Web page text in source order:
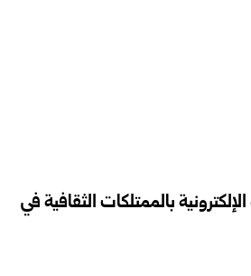
بالممتلكات الثقافية في